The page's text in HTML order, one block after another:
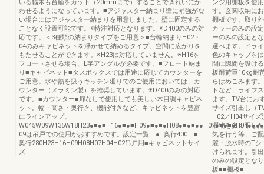
いる幅木も台輪をカット（20mmまで）することできれいにか
わせるようになっています。■アジャスター納まり壁に補強がな
い場合にはアジャスター納まりを用意しました。壁に固定する
ことなく設置可能です。※特注対応となります。※D400のみの対
応です。＜3種類の納まりタイプをご用意＞■台輪納まりH02・
04のみキャビネットを浮かせて納めるタイプ。空間に広がりを
もたせることができます。※H23は対応していません。※H16を
フロートさせる場合、L字アングルが必要です。■フロート納ま
り■キャビネット■タスボックスでは用途に応じてカウンターを
ご用意。水や熱を扱うキッチン廻りでのご使用においては、カ
ウンター（メラミン製）を推奨しています。※D400のみの対応
です。■カウンター■扉なしで使用しても美しい木目調キャビネ
ット。幅・高さ・奥行き、機能付きなど、キャビネットを豊富
にラインアップ。
09は吊戸での使用がおすすめです。設定一覧 ●…奥行400 ■…
奥行280H23H16H09H08H07H04H02吊戸用■キャビネットサイ
ズ
ンジ用棚板を使
す。玄関収納に
棚板です。取り
カラーのみの設
ーのみの設定と
選べます。ドラ
色のキャップを
間に隙間を設け
板耐荷重10kg耐
らはめこみます
トなど、ライフ
ます。TV台にお
サイズ引出し（
H02／H04サイ
濯物を多く干し
気を行う等、ご
濯・脱水時のTシ
けられます。引
のみの設定とな
板■■棚板■